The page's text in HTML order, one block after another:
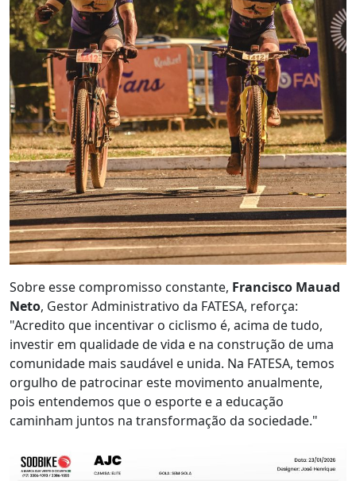
Sobre esse compromisso constante, Francisco Mauad
Neto, Gestor Administrativo da FATESA, reforça:
"Acredito que incentivar o ciclismo é, acima de tudo,
investir em qualidade de vida e na construção de uma
comunidade mais saudável e unida. Na FATESA, temos
orgulho de patrocinar este movimento anualmente,
pois entendemos que o esporte e a educação
caminham juntos na transformação da sociedade."